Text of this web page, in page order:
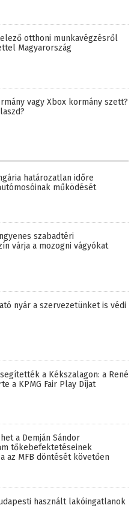
otthoni munkavégzésről
Magyarország
vagy Xbox kormány szett?
határozatlan időre
működését
szabadtéri
várja a mozogni vágyókat
nyár a szervezetünket is védi
a Kékszalagon: a René
a KPMG Fair Play Díjat
a Demján Sándor
tőkebefektetéseinek
az MFB döntését követően
használt lakóingatlanok